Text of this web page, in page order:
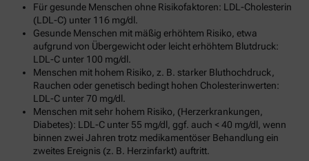
Für gesunde Menschen ohne Risikofaktoren: LDL-Cholesterin
(LDL-C) unter 116 mg/dl.
Gesunde Menschen mit mäßig erhöhtem Risiko, etwa
aufgrund von Übergewicht oder leicht erhöhtem Blutdruck:
LDL-C unter 100 mg/dl.
Menschen mit hohem Risiko, z. B. starker Bluthochdruck,
Rauchen oder genetisch bedingt hohen Cholesterinwerten:
LDL-C unter 70 mg/dl.
Menschen mit sehr hohem Risiko, (Herzerkrankungen,
Diabetes): LDL-C unter 55 mg/dl, ggf. auch < 40 mg/dl, wenn
binnen zwei Jahren trotz medikamentöser Behandlung ein
zweites Ereignis (z. B. Herzinfarkt) auftritt.